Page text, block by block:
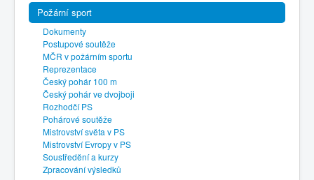
Požární sport
Dokumenty
Postupové soutěže
MČR v požárním sportu
Reprezentace
Český pohár 100 m
Český pohár ve dvojboji
Rozhodčí PS
Pohárové soutěže
Mistrovství světa v PS
Mistrovství Evropy v PS
Soustředění a kurzy
Zpracování výsledků